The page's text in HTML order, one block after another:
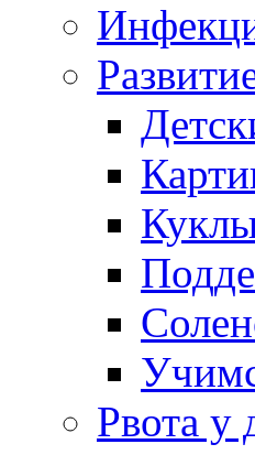
Рвота у